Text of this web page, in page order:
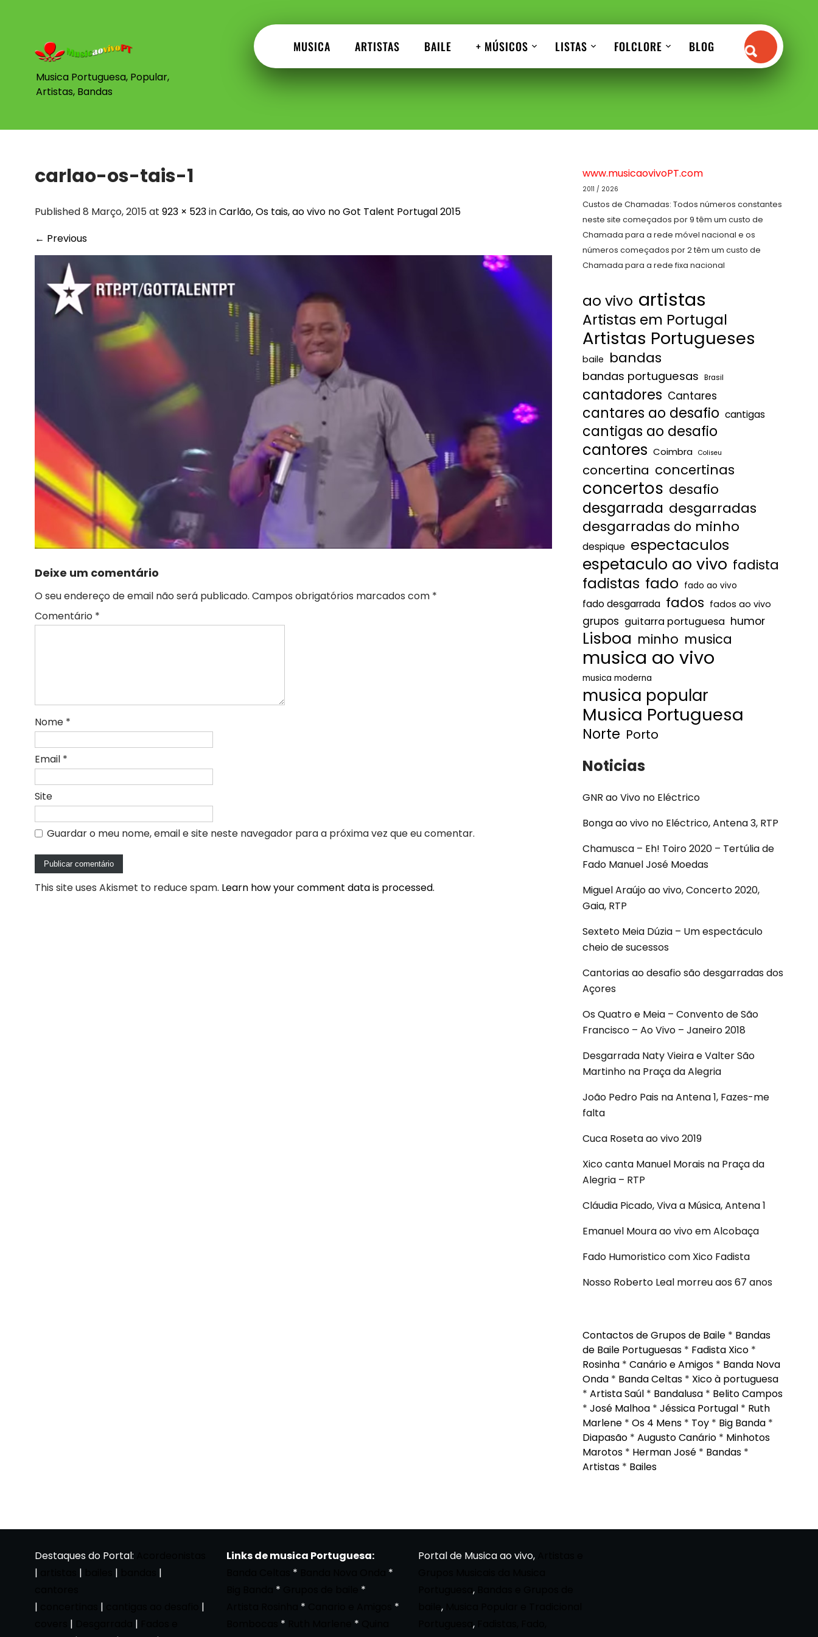
Musica Portuguesa, Popular,
Artistas, Bandas
MUSICA ARTISTAS BAILE + MÚSICOS LISTAS FOLCLORE BLOG
carlao-os-tais-1
Published 8 Março, 2015 at 923 × 523inCarlão, Os tais, ao vivo no Got Talent Portugal 2015
← Previous
Deixe um comentário
O seu endereço de email não será publicado. Campos obrigatórios marcados com *
Comentário *
Nome *
Email *
Site
Guardar o meu nome, email e site neste navegador para a próxima vez que eu comentar.
This site uses Akismet to reduce spam. Learn how your comment data is processed.
www.musicaovivoPT.com
2011 / 2026
Custos de Chamadas: Todos números constantes
neste site começados por 9 têm um custo de
Chamada para a rede móvel nacional e os
números começados por 2 têm um custo de
Chamada para a rede fixa nacional
ao vivo artistas
Artistas em Portugal
Artistas Portugueses
baile bandas
bandas portuguesas Brasil
cantadores Cantares
cantares ao desafio cantigas
cantigas ao desafio
cantores Coimbra Coliseu
concertina concertinas
concertos desafio
desgarrada desgarradas
desgarradas do minho
despique espectaculos
espetaculo ao vivo fadista
fadistas fado fado ao vivo
fado desgarrada fados fados ao vivo
grupos guitarra portuguesa humor
Lisboa minho musica
musica ao vivo
musica moderna
musica popular
Musica Portuguesa
Norte Porto
Noticias
GNR ao Vivo no Eléctrico
Bonga ao vivo no Eléctrico, Antena 3, RTP
Chamusca – Eh! Toiro 2020 – Tertúlia de
Fado Manuel José Moedas
Miguel Araújo ao vivo, Concerto 2020,
Gaia, RTP
Sexteto Meia Dúzia – Um espectáculo
cheio de sucessos
Cantorias ao desafio são desgarradas dos
Açores
Os Quatro e Meia – Convento de São
Francisco – Ao Vivo – Janeiro 2018
Desgarrada Naty Vieira e Valter São
Martinho na Praça da Alegria
João Pedro Pais na Antena 1, Fazes-me
falta
Cuca Roseta ao vivo 2019
Xico canta Manuel Morais na Praça da
Alegria – RTP
Cláudia Picado, Viva a Música, Antena 1
Emanuel Moura ao vivo em Alcobaça
Fado Humoristico com Xico Fadista
Nosso Roberto Leal morreu aos 67 anos
Contactos de Grupos de Baile * Bandas
de Baile Portuguesas * Fadista Xico *
Rosinha * Canário e Amigos * Banda Nova
Onda * Banda Celtas * Xico à portuguesa
* Artista Saúl * Bandalusa * Belito Campos
* José Malhoa * Jéssica Portugal * Ruth
Marlene * Os 4 Mens * Toy * Big Banda *
Diapasão * Augusto Canário * Minhotos
Marotos * Herman José * Bandas *
Artistas * Bailes
Destaques do Portal:
|
| |
|
|
|
|
| |
Links de musica Portuguesa:
*
*
*
*
*
*
* *
Portal de Musica ao vivo,
,
,
,